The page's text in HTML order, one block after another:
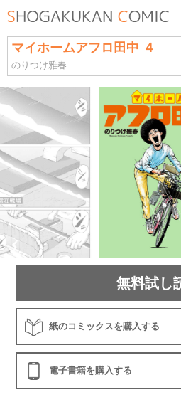
マイホームアフロ田中 ４
のりつけ雅春
無料試し
紙のコミックスを購入する
電子書籍を購入する